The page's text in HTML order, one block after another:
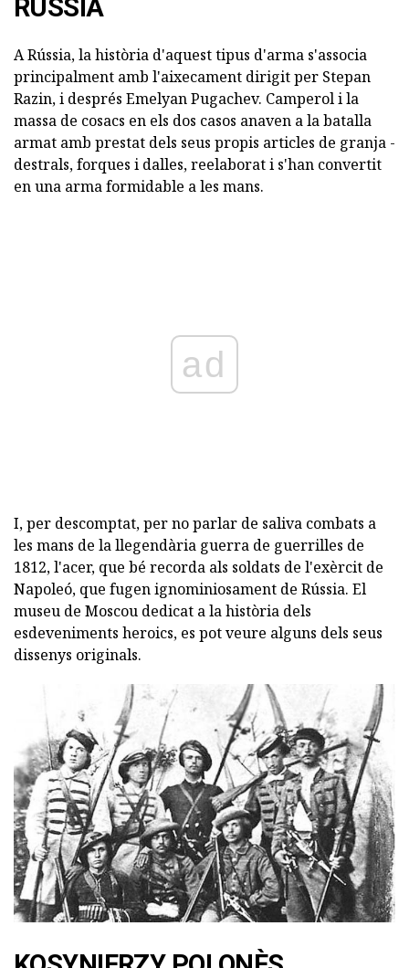
RÚSSIA
A Rússia, la història d'aquest tipus d'arma s'associa
principalment amb l'aixecament dirigit per Stepan
Razin, i després Emelyan Pugachev. Camperol i la
massa de cosacs en els dos casos anaven a la batalla
armat amb prestat dels seus propis articles de granja -
destrals, forques i dalles, reelaborat i s'han convertit
en una arma formidable a les mans.
ad
I, per descomptat, per no parlar de saliva combats a
les mans de la llegendària guerra de guerrilles de
1812, l'acer, que bé recorda als soldats de l'exèrcit de
Napoleó, que fugen ignominiosament de Rússia. El
museu de Moscou dedicat a la història dels
esdeveniments heroics, es pot veure alguns dels seus
dissenys originals.